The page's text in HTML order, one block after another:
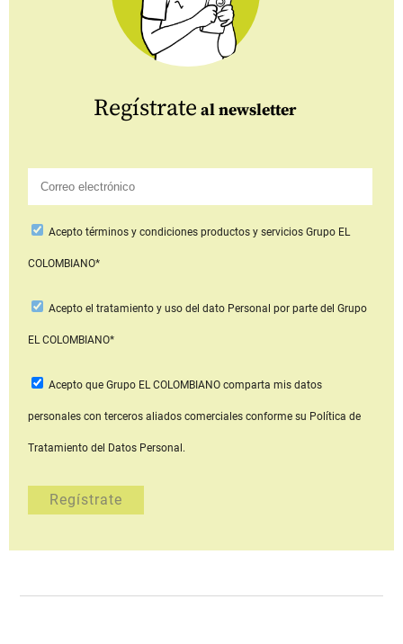
Regístrate al newsletter
Aceptotérminos y condiciones productos y serviciosGrupo EL
COLOMBIANO*
Acepto el tratamiento y uso del dato Personal por parte del Grupo
EL COLOMBIANO*
Acepto que Grupo EL COLOMBIANOcomparta mis datos
personales con terceros aliados comerciales conforme su Política de
Tratamiento del Datos Personal.